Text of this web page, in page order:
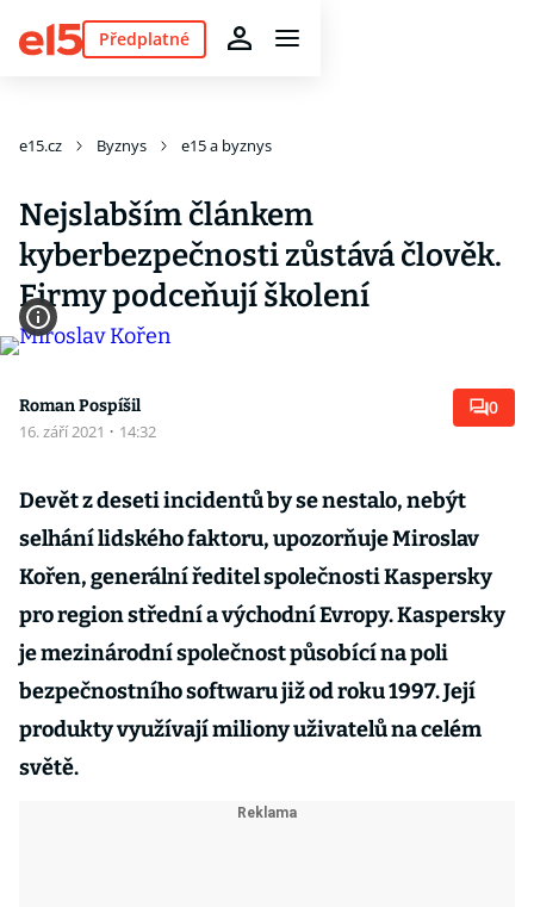
Předplatné
e15.cz Byznys e15 a byznys
Nejslabším článkem
kyberbezpečnosti zůstává člověk.
Firmy podceňují školení
Roman Pospíšil
16. září 2021 · 14:32
0
Devět z deseti incidentů by se nestalo, nebýt
selhání lidského faktoru, upozorňuje Miroslav
Kořen, generální ředitel společnosti Kaspersky
pro region střední a východní Evropy. Kaspersky
je mezinárodní společnost působící na poli
bezpečnostního softwaru již od roku 1997. Její
produkty využívají miliony uživatelů na celém
světě.